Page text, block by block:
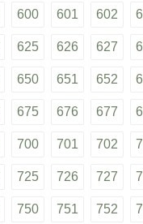
600 601 602
625 626 627
650 651 652
675 676 677
700 701 702
725 726 727
750 751 752